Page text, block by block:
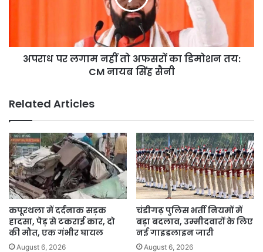
तय:
अपराध पर लगाम नहीं तो अफसरों का डिमोशन तय:
CM नायब सिंह सैनी
Related Articles
कपूरथला में दर्दनाक सड़क
हादसा, पेड़ से टकराई कार, दो
की मौत, एक गंभीर घायल
August 6, 2026
चंडीगढ़ पुलिस भर्ती नियमों में
बड़ा बदलाव, उम्मीदवारों के लिए
नई गाइडलाइन जारी
August 6, 2026